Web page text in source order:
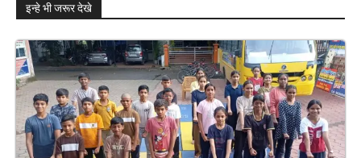
इन्हे भी जरूर देखे